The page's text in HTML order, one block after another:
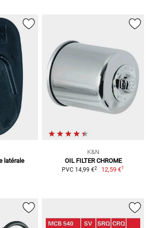
latérale
K&N
OIL FILTER CHROME
PVC 14,99 €2 12,59 €1